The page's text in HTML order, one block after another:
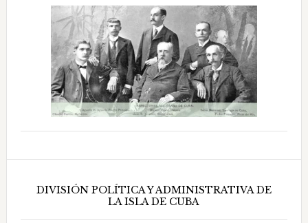
DIVISIÓN POLÍTICA Y ADMINISTRATIVA DE
LA ISLA DE CUBA